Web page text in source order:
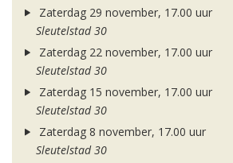
Zaterdag 29 november, 17.00 uur
Sleutelstad 30
Zaterdag 22 november, 17.00 uur
Sleutelstad 30
Zaterdag 15 november, 17.00 uur
Sleutelstad 30
Zaterdag 8 november, 17.00 uur
Sleutelstad 30